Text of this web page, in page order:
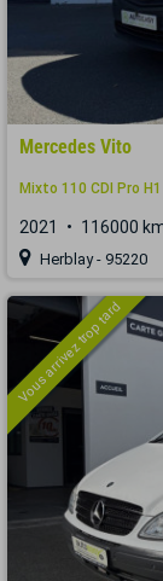
Mercedes Vito
Mixto 110 CDI Pro
2021 116000
Herblay - 95220
Vous arrivez trop tard